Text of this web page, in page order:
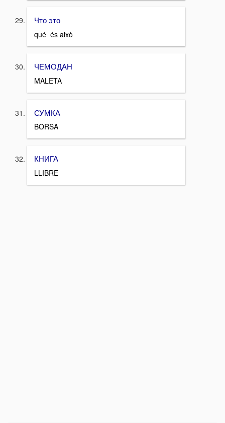
Что это
qué és això
ЧЕМОДАН
MALETA
СУМКА
BORSA
КНИГА
LLIBRE